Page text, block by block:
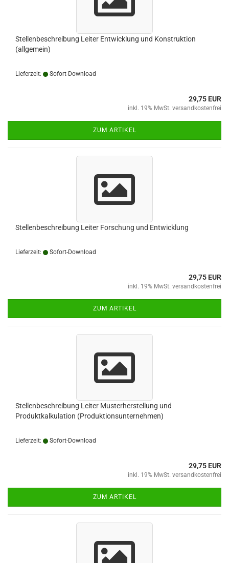
Stellenbeschreibung Leiter Entwicklung und Konstruktion
(allgemein)
Lieferzeit: Sofort-Download
29,75 EUR
inkl. 19% MwSt. versandkostenfrei
ZUM ARTIKEL
Stellenbeschreibung Leiter Forschung und Entwicklung
Lieferzeit: Sofort-Download
29,75 EUR
inkl. 19% MwSt. versandkostenfrei
ZUM ARTIKEL
Stellenbeschreibung Leiter Musterherstellung und
Produktkalkulation (Produktionsunternehmen)
Lieferzeit: Sofort-Download
29,75 EUR
inkl. 19% MwSt. versandkostenfrei
ZUM ARTIKEL